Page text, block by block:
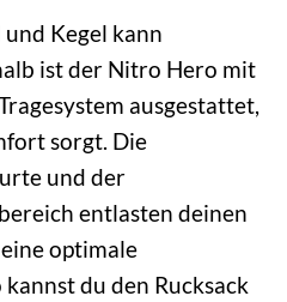
Kegel kann
ist der Nitro Hero mit
ausgestattet,
sorgt. Die
und der
entlasten deinen
optimale
du den Rucksack